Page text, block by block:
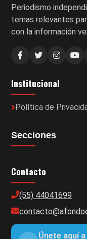
Periodismo
temas relevantes
con la información
Institucional
Política de
Secciones
Contacto
(55) 44041699
Únete aquí